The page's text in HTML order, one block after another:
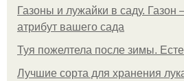
Газоны и лужайки в саду.
атрибут вашего сада
Туя пожелтела после зимы.
Лучшие сорта для хранения